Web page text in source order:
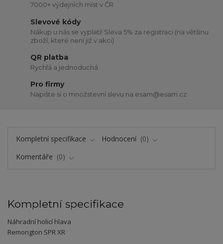
7000+ výdejních míst v ČR
Slevové kódy
Nákup u nás se vyplatí! Sleva 5% za registraci (na většinu
zboží, které není již v akci)
QR platba
Rychlá a jednoduchá
Pro firmy
Napište si o množstevní slevu na esam@esam.cz
Kompletní specifikace Hodnocení
0
Komentáře
0
Kompletní specifikace
Náhradní holicí hlava
Remongton SPR XR